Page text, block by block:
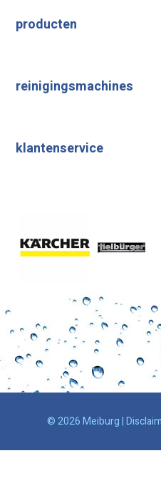
producten
reinigingsmachines
klantenservice
© 2026 Meiburg |